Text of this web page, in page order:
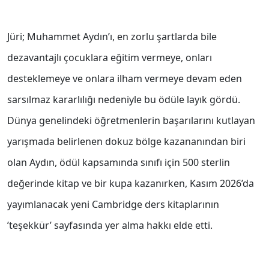
Jüri; Muhammet Aydın’ı, en zorlu şartlarda bile
dezavantajlı çocuklara eğitim vermeye, onları
desteklemeye ve onlara ilham vermeye devam eden
sarsılmaz kararlılığı nedeniyle bu ödüle layık gördü.
Dünya genelindeki öğretmenlerin başarılarını kutlayan
yarışmada belirlenen dokuz bölge kazananından biri
olan Aydın, ödül kapsamında sınıfı için 500 sterlin
değerinde kitap ve bir kupa kazanırken, Kasım 2026’da
yayımlanacak yeni Cambridge ders kitaplarının
’teşekkür’ sayfasında yer alma hakkı elde etti.